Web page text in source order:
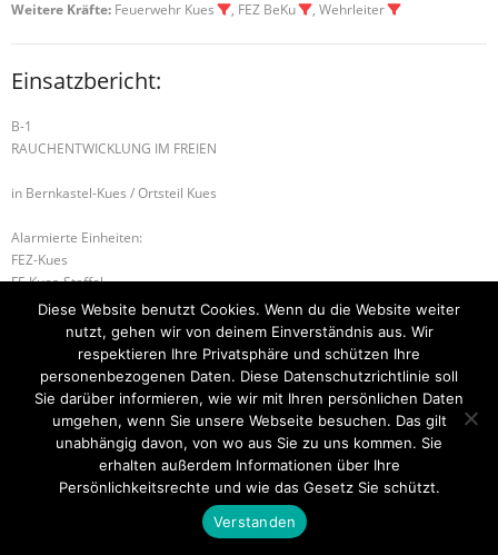
Weitere Kräfte: Feuerwehr Kues , FEZ BeKu , Wehrleiter
Einsatzbericht:
B-1
RAUCHENTWICKLUNG IM FREIEN
in Bernkastel-Kues / Ortsteil Kues
Alarmierte Einheiten:
FEZ-Kues
FF-Kues-Staffel
BeKu WL
H-1 EINFACHE HILFELEISTUNG B-2 BRANDMELDEANLAGE
Startseite Einsätze Mitglied werden Über uns
Bilder
Kontakt
Theme byThink Up Themes Ltd. Powered byWordPress.
Diese Website benutzt Cookies. Wenn du die Website weiter
nutzt, gehen wir von deinem Einverständnis aus. Wir
respektieren Ihre Privatsphäre und schützen Ihre
personenbezogenen Daten. Diese Datenschutzrichtlinie soll
Sie darüber informieren, wie wir mit Ihren persönlichen Daten
umgehen, wenn Sie unsere Webseite besuchen. Das gilt
unabhängig davon, von wo aus Sie zu uns kommen. Sie
erhalten außerdem Informationen über Ihre
Persönlichkeitsrechte und wie das Gesetz Sie schützt.
Verstanden